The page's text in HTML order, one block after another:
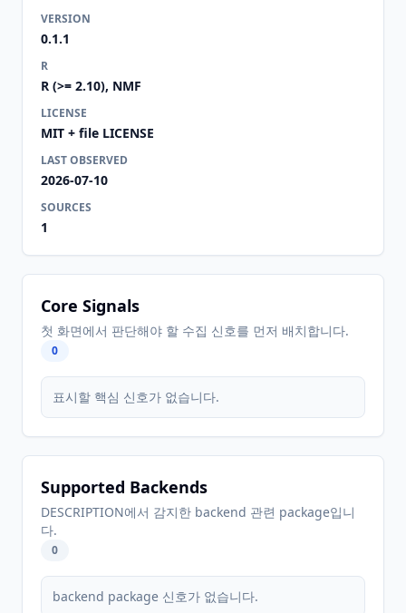
VERSION
0.1.1
R
R (>= 2.10), NMF
LICENSE
MIT + file LICENSE
LAST OBSERVED
2026-07-10
SOURCES
1
Core Signals
첫 화면에서 판단해야 할 수집 신호를 먼저 배치합니다.
0
표시할 핵심 신호가 없습니다.
Supported Backends
DESCRIPTION에서 감지한 backend 관련 package입니
다.
0
backend package 신호가 없습니다.